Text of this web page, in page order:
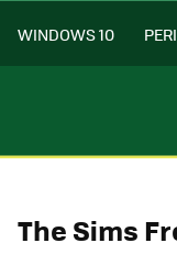
WINDOWS 10
The Sims